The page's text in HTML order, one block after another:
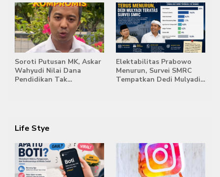
Kemandirian Siswa
Stockpile Batu Bara Masih
Mengepung Candi Muaro
Jambi
Soroti Putusan MK, Askar
Wahyudi Nilai Dana
Pendidikan Tak
Elektabilitas Prabowo
Menurun, Survei SMRC
Tempatkan Dedi Mulyadi
Life Stye